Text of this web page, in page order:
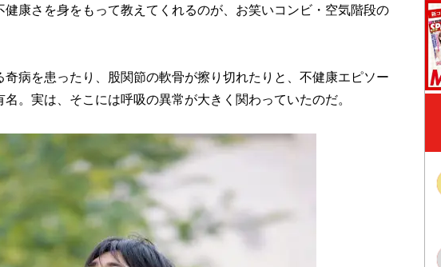
康さを身をもって教えてくれるのが、お笑いコンビ・空気階段の
病を患ったり、股関節の軟骨が擦り切れたりと、不健康エピソー
。実は、そこには呼吸の異常が大きく関わっていたのだ。